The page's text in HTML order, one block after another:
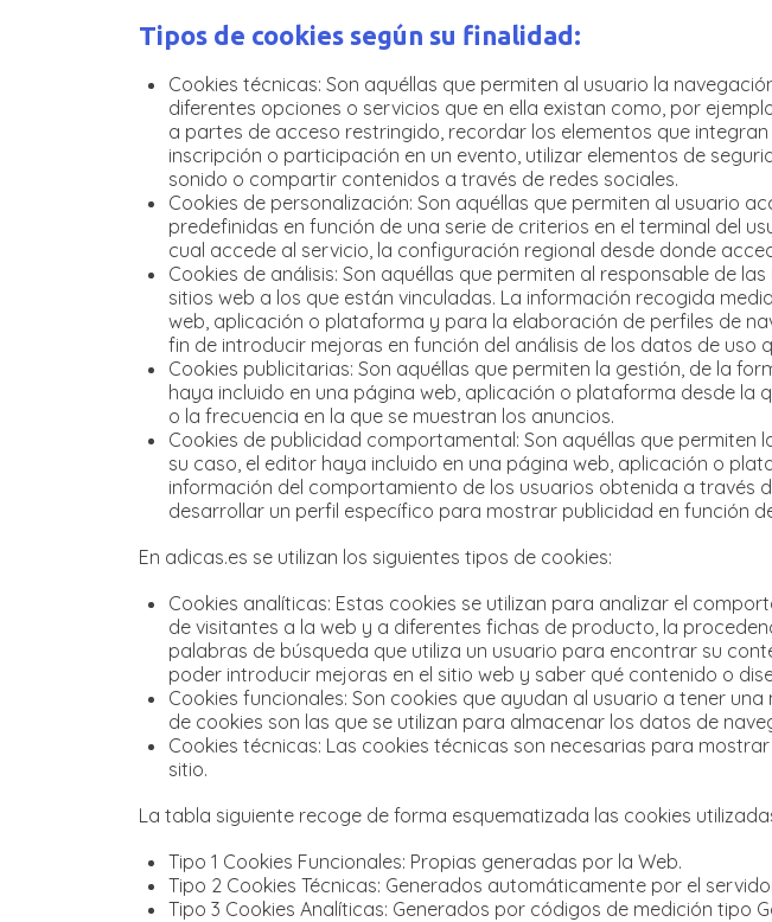
Tipos de cookies según su finalidad:
Cookies técnicas: Son aquéllas que permiten al usuario la
diferentes opciones o servicios que en ella existan como, por
a partes de acceso restringido, recordar los elementos que
inscripción o participación en un evento, utilizar elementos de
sonido o compartir contenidos a través de redes sociales.
Cookies de personalización: Son aquéllas que permiten al usuario
predefinidas en función de una serie de criterios en el terminal del
cual accede al servicio, la configuración regional desde donde
Cookies de análisis: Son aquéllas que permiten al responsable de
sitios web a los que están vinculadas. La información recogida
web, aplicación o plataforma y para la elaboración de perfiles de
fin de introducir mejoras en función del análisis de los datos de uso
Cookies publicitarias: Son aquéllas que permiten la gestión, de la
haya incluido en una página web, aplicación o plataforma desde
o la frecuencia en la que se muestran los anuncios.
Cookies de publicidad comportamental: Son aquéllas que permiten
su caso, el editor haya incluido en una página web, aplicación o
información del comportamiento de los usuarios obtenida a través
desarrollar un perfil específico para mostrar publicidad en función
En adicas.es se utilizan los siguientes tipos de cookies:
Cookies analíticas: Estas cookies se utilizan para analizar el
de visitantes a la web y a diferentes fichas de producto, la
palabras de búsqueda que utiliza un usuario para encontrar su
poder introducir mejoras en el sitio web y saber qué contenido o
Cookies funcionales: Son cookies que ayudan al usuario a tener
de cookies son las que se utilizan para almacenar los datos de
Cookies técnicas: Las cookies técnicas son necesarias para
sitio.
La tabla siguiente recoge de forma esquematizada las cookies
Tipo 1 Cookies Funcionales: Propias generadas por la Web.
Tipo 2 Cookies Técnicas: Generados automáticamente por el
Tipo 3 Cookies Analíticas: Generados por códigos de medición tipo